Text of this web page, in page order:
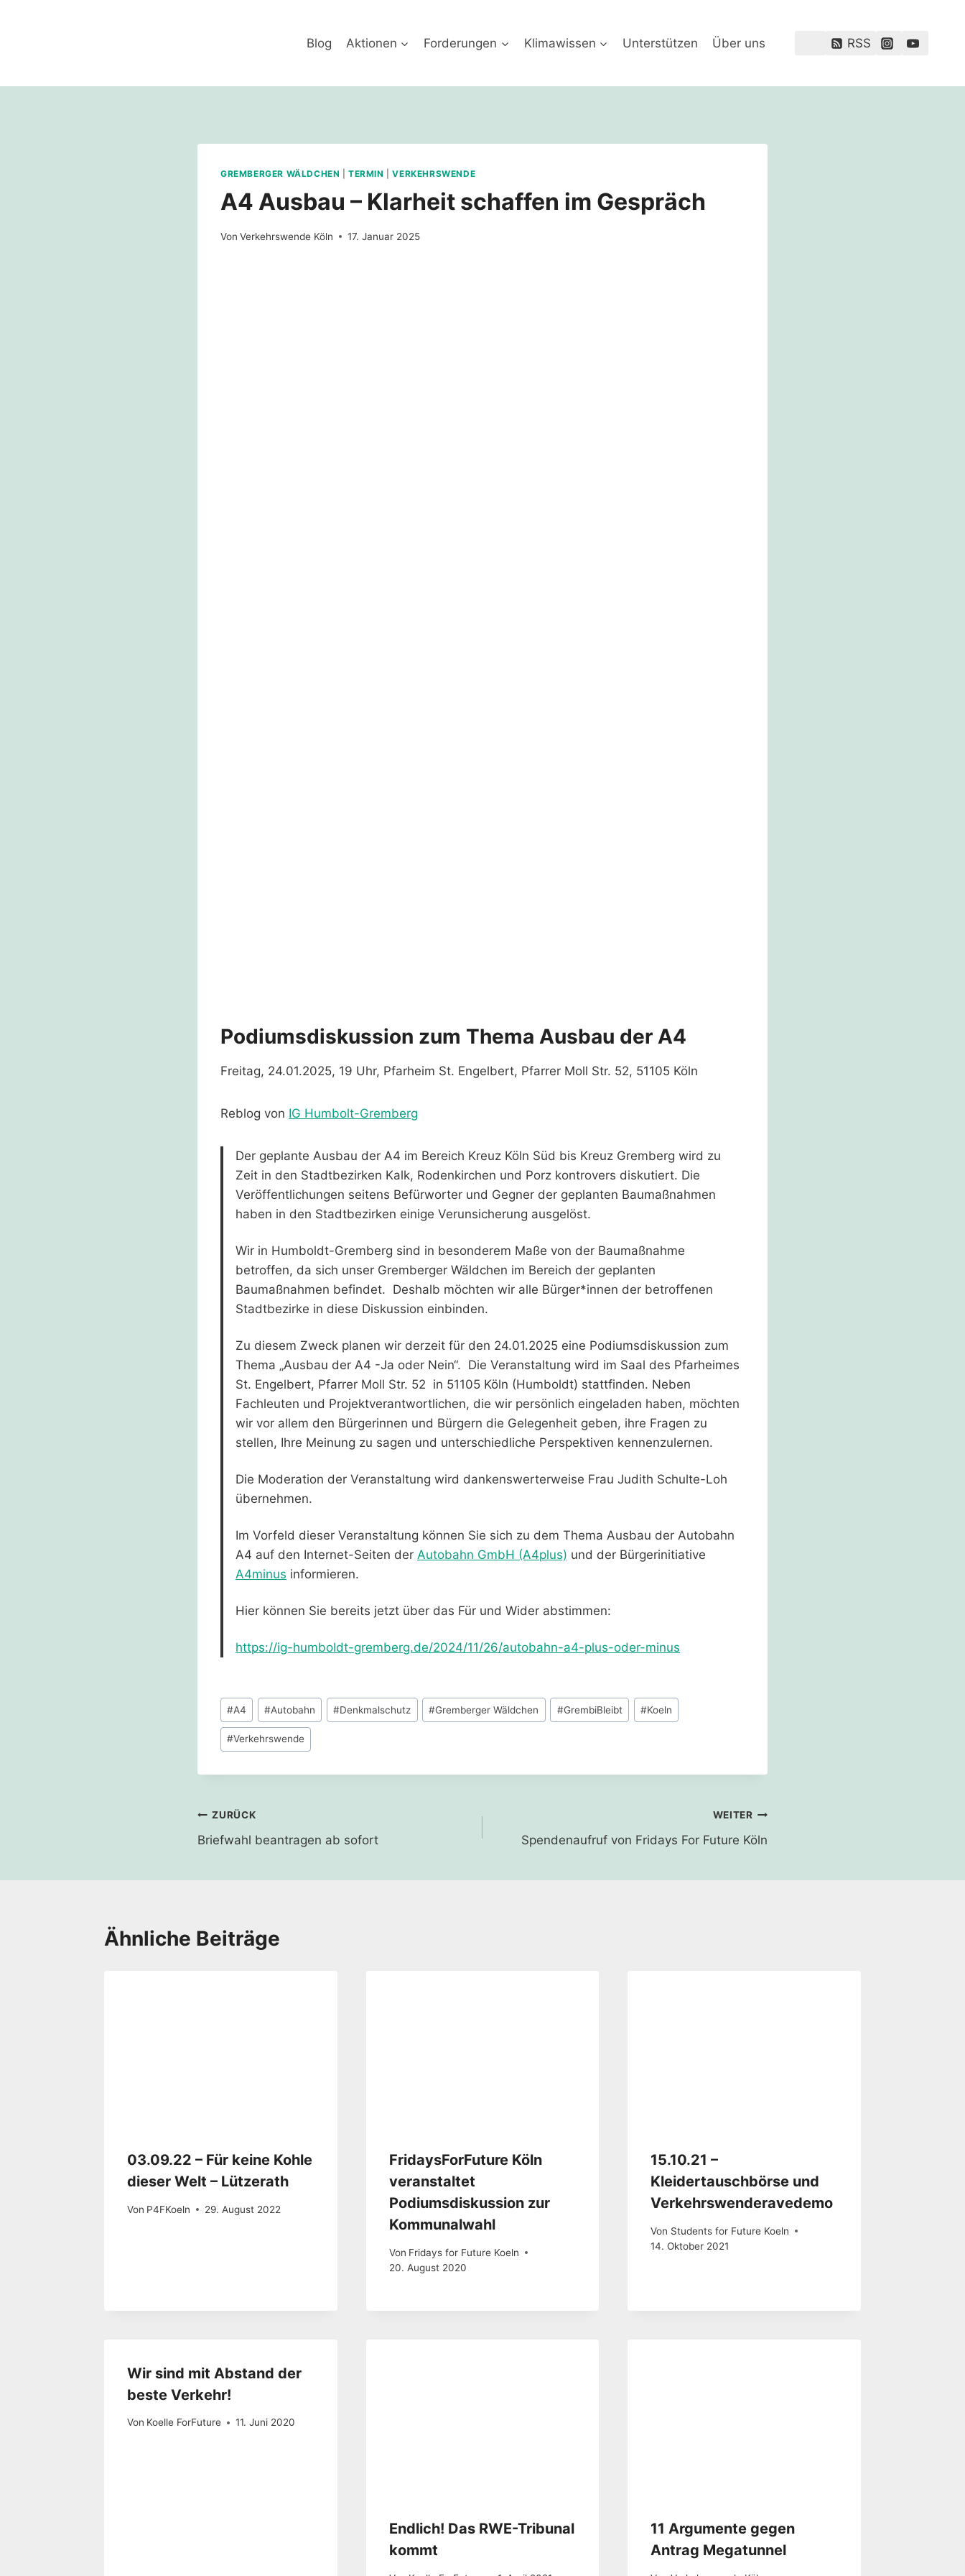
Blog Aktionen Forderungen Klimawissen Unterstützen Über uns RSS
GREMBERGER WÄLDCHEN |TERMIN |VERKEHRSWENDE
A4 Ausbau – Klarheit schaffen im Gespräch
Von Verkehrswende Köln 17. Januar 2025
Podiumsdiskussion zum Thema Ausbau der A4
Freitag, 24.01.2025, 19 Uhr, Pfarheim St. Engelbert, Pfarrer Moll Str. 52, 51105 Köln
Reblog von IG Humbolt-Gremberg
Der geplante Ausbau der A4 im Bereich Kreuz Köln Süd bis Kreuz Gremberg wird zu
Zeit in den Stadtbezirken Kalk, Rodenkirchen und Porz kontrovers diskutiert. Die
Veröffentlichungen seitens Befürworter und Gegner der geplanten Baumaßnahmen
haben in den Stadtbezirken einige Verunsicherung ausgelöst.
Wir in Humboldt-Gremberg sind in besonderem Maße von der Baumaßnahme
betroffen, da sich unser Gremberger Wäldchen im Bereich der geplanten
Baumaßnahmen befindet. Deshalb möchten wir alle Bürger*innen der betroffenen
Stadtbezirke in diese Diskussion einbinden.
Zu diesem Zweck planen wir derzeit für den 24.01.2025 eine Podiumsdiskussion zum
Thema „Ausbau der A4 -Ja oder Nein“. Die Veranstaltung wird im Saal des Pfarheimes
St. Engelbert, Pfarrer Moll Str. 52 in 51105 Köln (Humboldt) stattfinden. Neben
Fachleuten und Projektverantwortlichen, die wir persönlich eingeladen haben, möchten
wir vor allem den Bürgerinnen und Bürgern die Gelegenheit geben, ihre Fragen zu
stellen, Ihre Meinung zu sagen und unterschiedliche Perspektiven kennenzulernen.
Die Moderation der Veranstaltung wird dankenswerterweise Frau Judith Schulte-Loh
übernehmen.
Im Vorfeld dieser Veranstaltung können Sie sich zu dem Thema Ausbau der Autobahn
A4 auf den Internet-Seiten der Autobahn GmbH (A4plus) und der Bürgerinitiative
A4minus informieren.
Hier können Sie bereits jetzt über das Für und Wider abstimmen:
https://ig-humboldt-gremberg.de/2024/11/26/autobahn-a4-plus-oder-minus
Schlagworte:
#A4 #Autobahn #Denkmalschutz #Gremberger Wäldchen #GrembiBleibt #Koeln
#Verkehrswende
Beitragsnavigation
ZURÜCK
Briefwahl beantragen ab sofort
WEITER
Spendenaufruf von Fridays For Future Köln
Ähnliche Beiträge
03.09.22 – Für keine Kohle
dieser Welt – Lützerath
Von P4FKoeln 29. August 2022
FridaysForFuture Köln
veranstaltet
Podiumsdiskussion zur
Kommunalwahl
Von Fridays for Future Koeln
20. August 2020
15.10.21 –
Kleidertauschbörse und
Verkehrswenderavedemo
Von Students for Future Koeln
14. Oktober 2021
Wir sind mit Abstand der
beste Verkehr!
Von Koelle ForFuture 11. Juni 2020
Endlich! Das RWE-Tribunal
kommt
11 Argumente gegen
Antrag Megatunnel